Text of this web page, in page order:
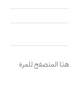
هذا المتصفح للمرة